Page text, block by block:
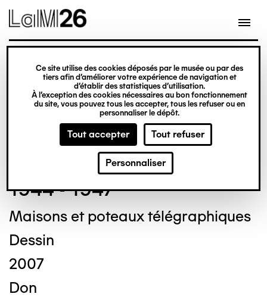
Gestion des cookies
Ce site utilise des cookies déposés par le musée ou par des
tiers afin d’améliorer votre expérience de navigation et
d’établir des statistiques d’utilisation.
À l’exception des cookies nécessaires au bon fonctionnement
du site, vous pouvez tous les accepter, tous les refuser ou en
personnaliser le dépôt.
Tout accepter Tout refuser
Personnaliser
contenu
© Crédit photo : DUBART Cécile
Frederick BREYDERT
1944 - 1947
Maisons et poteaux télégraphiques
Dessin
2007
Don